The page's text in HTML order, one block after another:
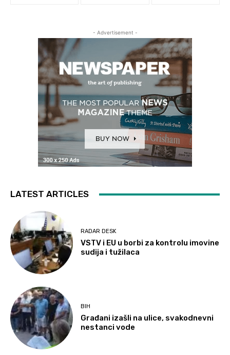
- Advertisement -
LATEST ARTICLES
RADAR DESK
VSTV i EU u borbi za kontrolu imovine
sudija i tužilaca
BIH
Građani izašli na ulice, svakodnevni
nestanci vode